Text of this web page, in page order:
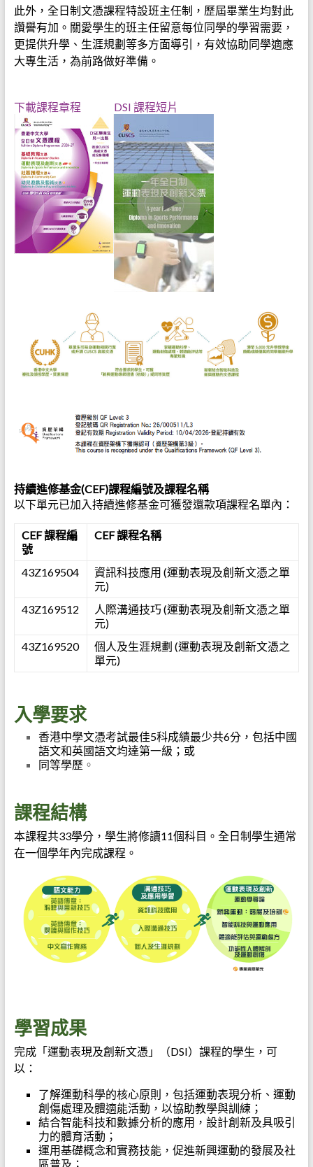
此外，全日制文憑課程特設班主任制，歷屆畢業生均對此
讚譽有加。關愛學生的班主任留意每位同學的學習需要，
更提供升學、生涯規劃等多方面導引，有效協助同學適應
大專生活，為前路做好準備。
下載課程章程 DSI 課程短片
持續進修基金(CEF)課程編號及課程名稱
以下單元已加入持續進修基金可獲發還款項課程名單內：
CEF 課程編
號
CEF 課程名稱
43Z169504
資訊科技應用 (運動表現及創新文憑之單
元)
43Z169512
人際溝通技巧 (運動表現及創新文憑之單
元)
43Z169520
個人及生涯規劃 (運動表現及創新文憑之
單元)
入學要求
香港中學文憑考試最佳5科成績最少共6分，包括中國
語文和英國語文均達第一級；或
同等學歷。
課程結構
本課程共33學分，學生將修讀11個科目。全日制學生通常
在一個學年內完成課程。
學習成果
完成「運動表現及創新文憑」（DSI）課程的學生，可
以：
了解運動科學的核心原則，包括運動表現分析、運動
創傷處理及體適能活動，以協助教學與訓練；
結合智能科技和數據分析的應用，設計創新及具吸引
力的體育活動；
運用基礎概念和實務技能，促進新興運動的發展及社
區普及；